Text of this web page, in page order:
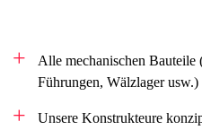
Alle mechanischen
Führungen, Wälzlager usw.)
Unsere Konstrukteure